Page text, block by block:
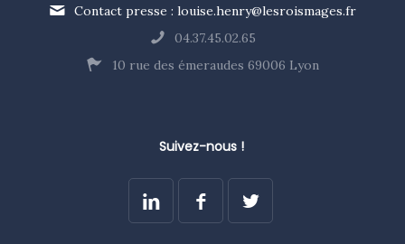
Contact presse : louise.henry@lesroismages.fr
04.37.45.02.65
10 rue des émeraudes 69006 Lyon
Suivez-nous !